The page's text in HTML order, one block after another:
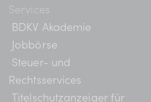
Services
BDKV Akademie
Jobbörse
Steuer- und
Rechtsservices
Titelschutzanzeiger für